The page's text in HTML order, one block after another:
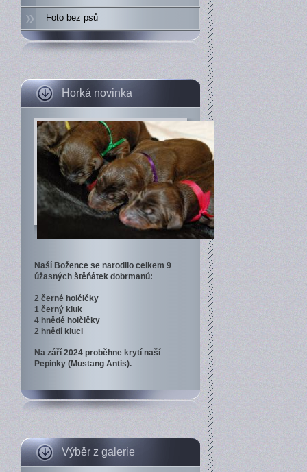
Foto bez psů
Horká novinka
Naší Božence se narodilo celkem 9
úžasných štěňátek dobrmanů:
2 černé holčičky
1 černý kluk
4 hnědé holčičky
2 hnědí kluci
Na září 2024 proběhne krytí naší
Pepinky (Mustang Antis).
Výběr z galerie